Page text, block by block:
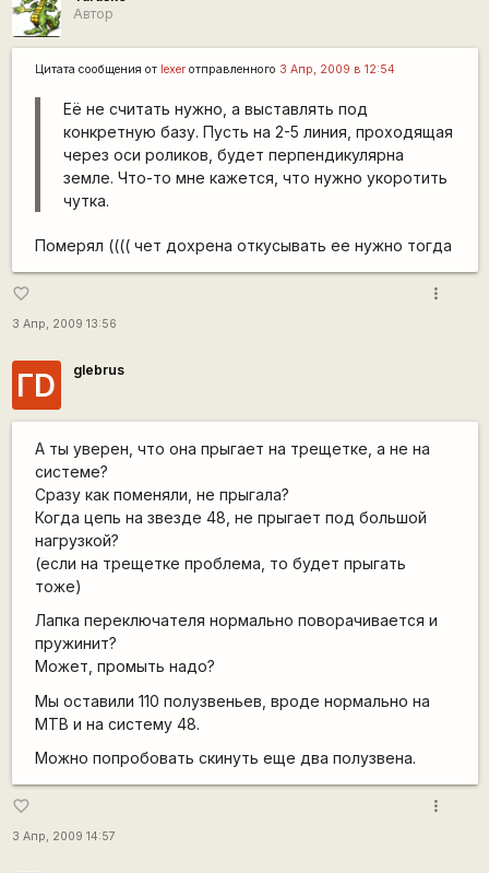
Автор
Цитата сообщения от lexerотправленного 3 Апр, 2009 в 12:54
Её не считать нужно, а выставлять под
конкретную базу. Пусть на 2-5 линия, проходящая
через оси роликов, будет перпендикулярна
земле. Что-то мне кажется, что нужно укоротить
чутка.
Померял (((( чет дохрена откусывать ее нужно тогда
favorite_border
3 Апр, 2009 13:56
more_vert
ГD glebrus
А ты уверен, что она прыгает на трещетке, а не на
системе?
Сразу как поменяли, не прыгала?
Когда цепь на звезде 48, не прыгает под большой
нагрузкой?
(если на трещетке проблема, то будет прыгать
тоже)
Лапка переключателя нормально поворачивается и
пружинит?
Может, промыть надо?
Мы оставили 110 полузвеньев, вроде нормально на
MTB и на систему 48.
Можно попробовать скинуть еще два полузвена.
favorite_border
3 Апр, 2009 14:57
more_vert